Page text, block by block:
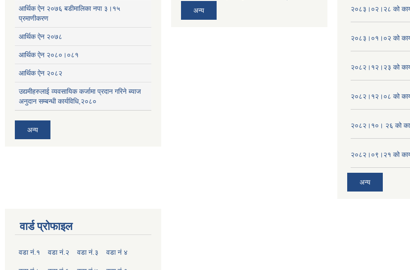
आर्थिक ऐन २०७६ बडीमालिका नपा ३।१५
प्रमाणीकरण
आर्थिक ऐन २०७८
आर्थिक ऐन २०८०।०८१
आर्थिक ऐन २०८२
उद्यमीहरुलाई व्यवसायिक कर्जामा प्रदान गरिने ब्याज
अनुदान सम्बन्धी कार्यविधि,२०८०
अन्य
अन्य
२०८३।०२।२८ को
२०८३।०१।०२ को
२०८२।१२।२३ को
२०८२।१२।०८ को
२०८२।१०। २६ को
२०८२।०९।२१ को
अन्य
वार्ड प्रोफाइल
वडा नं.१ वडा नं.२ वडा नं.३ वडा नं ४